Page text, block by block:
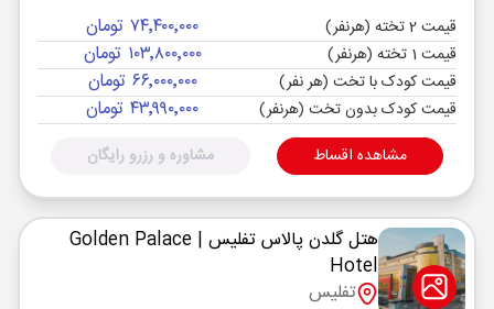
قیمت 2 تخته (هرنفر) ۷۴٬۴۰۰٬۰۰۰ تومان
قیمت 1 تخته (هرنفر) ۱۰۳٬۸۰۰٬۰۰۰ تومان
قیمت کودک با تخت (هر نفر) ۶۶٬۰۰۰٬۰۰۰ تومان
قیمت کودک بدون تخت (هرنفر) ۴۳٬۹۹۰٬۰۰۰ تومان
مشاهده اقساط مشاوره و رزرو رایگان
هتل گلدن پالاس تفلیس | Golden Palace
Hotel
تفلیس